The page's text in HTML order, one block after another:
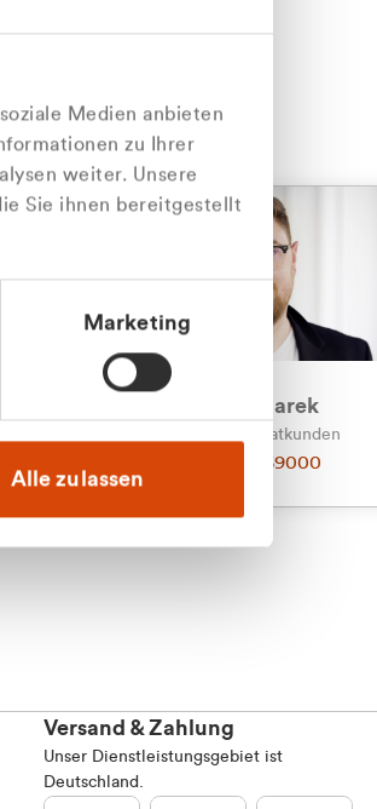
Medien anbieten
zu Ihrer
weiter. Unsere
Sie ihnen bereitgestellt
Marketing
Alle zulassen
Julian Marek
Vertrieb - Privatkunden
0216 237 69000
Versand & Zahlung
Unser Dienstleistungsgebiet ist
Deutschland.